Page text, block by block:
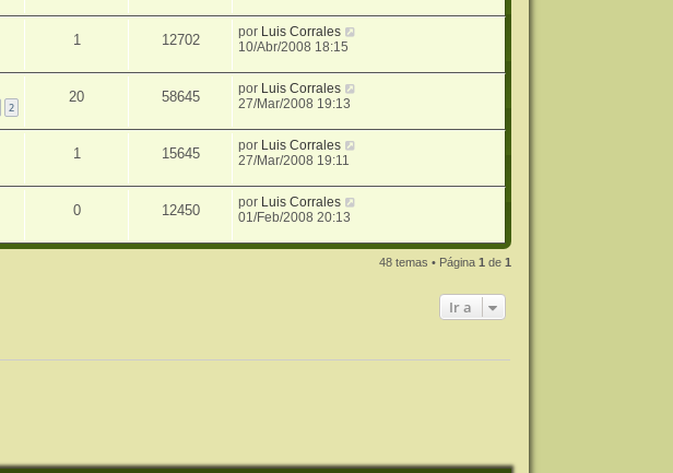
1 12702 por Luis Corrales
10/Abr/2008 18:15
2
20 58645 por Luis Corrales
27/Mar/2008 19:13
1 15645 por Luis Corrales
27/Mar/2008 19:11
0 12450 por Luis Corrales
01/Feb/2008 20:13
48 temas • Página1 de1
Ir a